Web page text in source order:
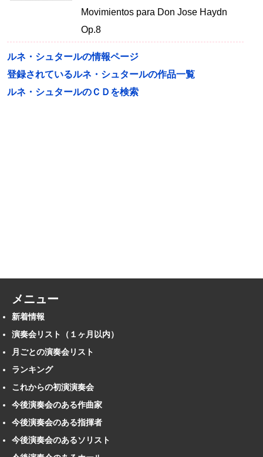
Movimientos para Don Jose Haydn
Op.8
ルネ・シュタールの情報ページ
登録されているルネ・シュタールの作品一覧
ルネ・シュタールのＣＤを検索
メニュー
新着情報
演奏会リスト（１ヶ月以内）
月ごとの演奏会リスト
ランキング
これからの初演演奏会
今後演奏会のある作曲家
今後演奏会のある指揮者
今後演奏会のあるソリスト